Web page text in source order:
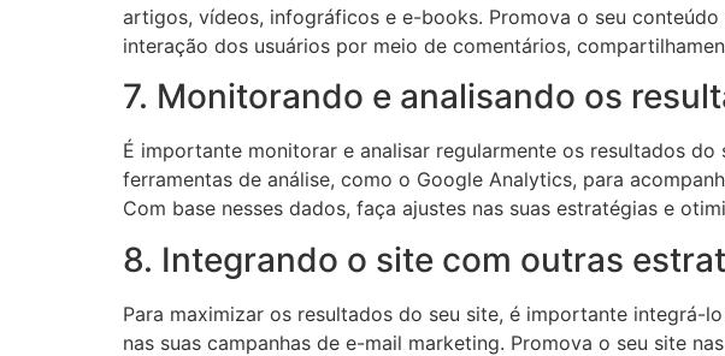
artigos, vídeos, infográficos e e-books. Promova o seu
interação dos usuários por meio de comentários,
7. Monitorando e analisando os
É importante monitorar e analisar regularmente os resultados
ferramentas de análise, como o Google Analytics, para
Com base nesses dados, faça ajustes nas suas estratégias e
8. Integrando o site com outras
Para maximizar os resultados do seu site, é importante
nas suas campanhas de e-mail marketing. Promova o seu site